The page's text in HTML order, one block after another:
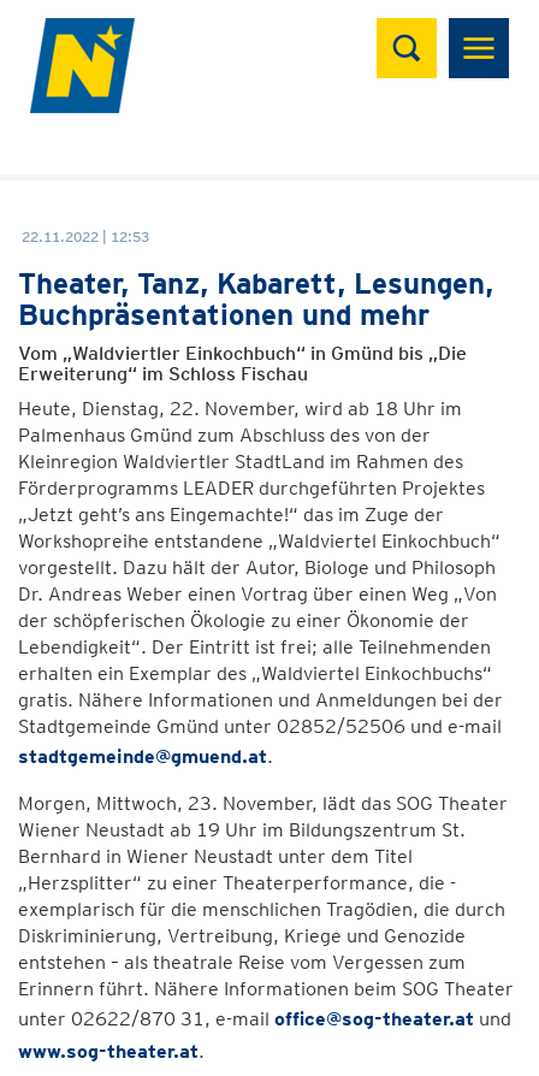
Suchen
22.11.2022 | 12:53
Theater, Tanz, Kabarett, Lesungen,
Buchpräsentationen und mehr
Vom „Waldviertler Einkochbuch“ in Gmünd bis „Die
Erweiterung“ im Schloss Fischau
Heute, Dienstag, 22. November, wird ab 18 Uhr im
Palmenhaus Gmünd zum Abschluss des von der
Kleinregion Waldviertler StadtLand im Rahmen des
Förderprogramms LEADER durchgeführten Projektes
„Jetzt geht’s ans Eingemachte!“ das im Zuge der
Workshopreihe entstandene „Waldviertel Einkochbuch“
vorgestellt. Dazu hält der Autor, Biologe und Philosoph
Dr. Andreas Weber einen Vortrag über einen Weg „Von
der schöpferischen Ökologie zu einer Ökonomie der
Lebendigkeit“. Der Eintritt ist frei; alle Teilnehmenden
erhalten ein Exemplar des „Waldviertel Einkochbuchs“
gratis. Nähere Informationen und Anmeldungen bei der
Stadtgemeinde Gmünd unter 02852/52506 und e-mail
stadtgemeinde@gmuend.at.
Morgen, Mittwoch, 23. November, lädt das SOG Theater
Wiener Neustadt ab 19 Uhr im Bildungszentrum St.
Bernhard in Wiener Neustadt unter dem Titel
„Herzsplitter“ zu einer Theaterperformance, die -
exemplarisch für die menschlichen Tragödien, die durch
Diskriminierung, Vertreibung, Kriege und Genozide
entstehen – als theatrale Reise vom Vergessen zum
Erinnern führt. Nähere Informationen beim SOG Theater
unter 02622/870 31, e-mail office@sog-theater.at und
www.sog-theater.at.